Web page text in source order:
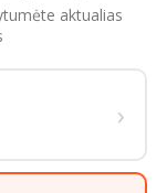
aktualias
›